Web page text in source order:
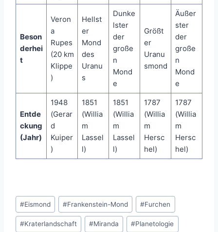
Beson
derhei
t
Veron
a
Rupes
(20 km
Klippe
)
Hellst
er
Mond
des
Uranu
s
Dunke
lster
der
große
n
Mond
e
Größt
er
Uranu
smond
Äußer
ster
der
große
n
Mond
e
Entde
ckung
(Jahr)
1948
(Gerar
d
Kuiper
)
1851
(Willia
m
Lassel
l)
1851
(Willia
m
Lassel
l)
1787
(Willia
m
Hersc
hel)
1787
(Willia
m
Hersc
hel)
Schlagworte:
#Eismond #Frankenstein-Mond #Furchen
#Kraterlandschaft #Miranda #Planetologie